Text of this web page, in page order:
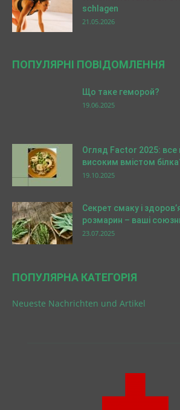
schlagen
21.05.2026
ПОПУЛЯРНІ ПОВІДОМЛЕННЯ
Що таке геморой?
19.06.2025
Огляд Factor 2025:
високим вмістом
19.10.2025
Секрет смаку і
розмарин – ваші
23.07.2025
ПОПУЛЯРНА КАТЕГОРІЯ
Neueste Nachrichten und Artikel